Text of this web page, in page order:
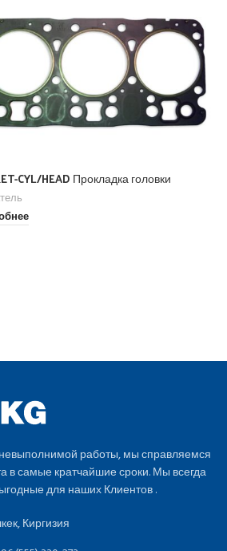
CYL/HEAD Прокладка головки
работы, мы справляемся
в самые кратчайшие сроки. Мы всегда
для наших Клиентов .
Киргизия